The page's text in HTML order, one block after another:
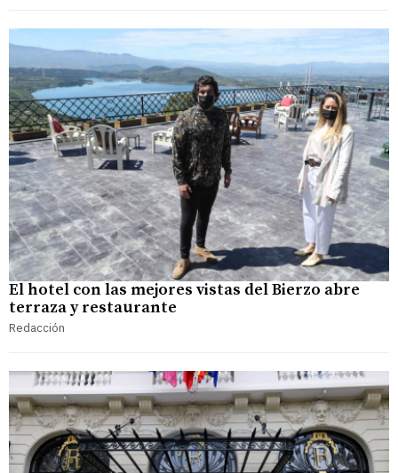
El hotel con las mejores vistas del Bierzo abre
terraza y restaurante
Redacción